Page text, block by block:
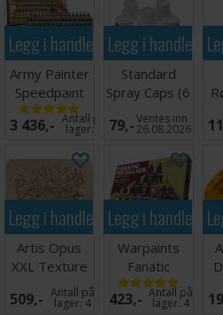
Legg i handlekurven
Army Painter
Speedpaint
Complete Set
2.0
3 436,- Antall på
lager:
Legg i
Standard
Spray Caps (6
stk) - White
79,-Ventes inn
26.08.2026
Legg i handlekurven
Artis Opus
XXL Texture
Palette
Graffiti
509,- Antall på
lager:4
Legg i
Warpaints
Fanatic
Metallics Paint
Set
423,- Antall på
lager:4